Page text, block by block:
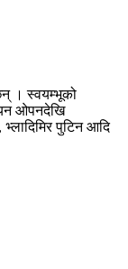
। स्वयम्भूको
ओपनदेखि
पुटिन आदि